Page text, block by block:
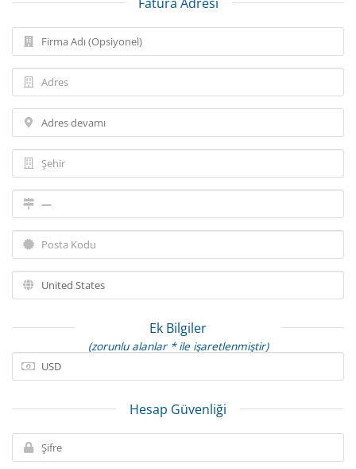
Ek Bilgiler
(zorunlu alanlar * ile işaretlenmiştir)
Hesap Güvenliği